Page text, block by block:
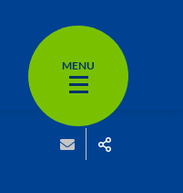
MENU